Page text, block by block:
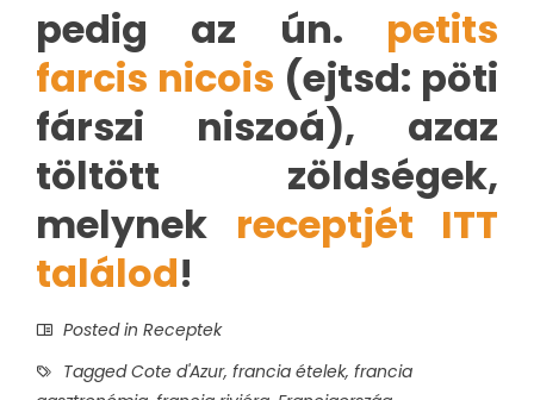
pedig az ún. petits
farcis nicois (ejtsd: pöti
fárszi niszoá), azaz
töltött zöldségek,
melynek receptjét ITT
találod!
Posted in Receptek
TaggedCote d'Azur, francia ételek, francia